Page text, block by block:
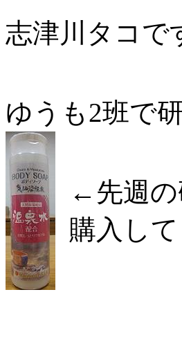
志津川タコで
ゆうも2班で
←先週の
購入し